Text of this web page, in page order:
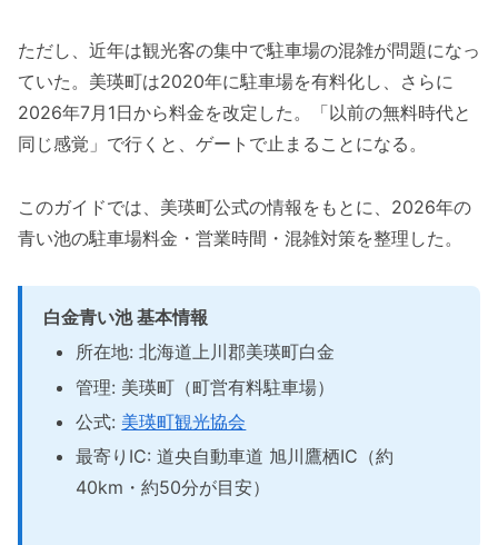
ただし、近年は観光客の集中で駐車場の混雑が問題になっ
ていた。美瑛町は2020年に駐車場を有料化し、さらに
2026年7月1日から料金を改定した。「以前の無料時代と
同じ感覚」で行くと、ゲートで止まることになる。
このガイドでは、美瑛町公式の情報をもとに、2026年の
青い池の駐車場料金・営業時間・混雑対策を整理した。
白金青い池 基本情報
所在地: 北海道上川郡美瑛町白金
管理: 美瑛町（町営有料駐車場）
公式: 美瑛町観光協会
最寄りIC: 道央自動車道 旭川鷹栖IC（約
40km・約50分が目安）